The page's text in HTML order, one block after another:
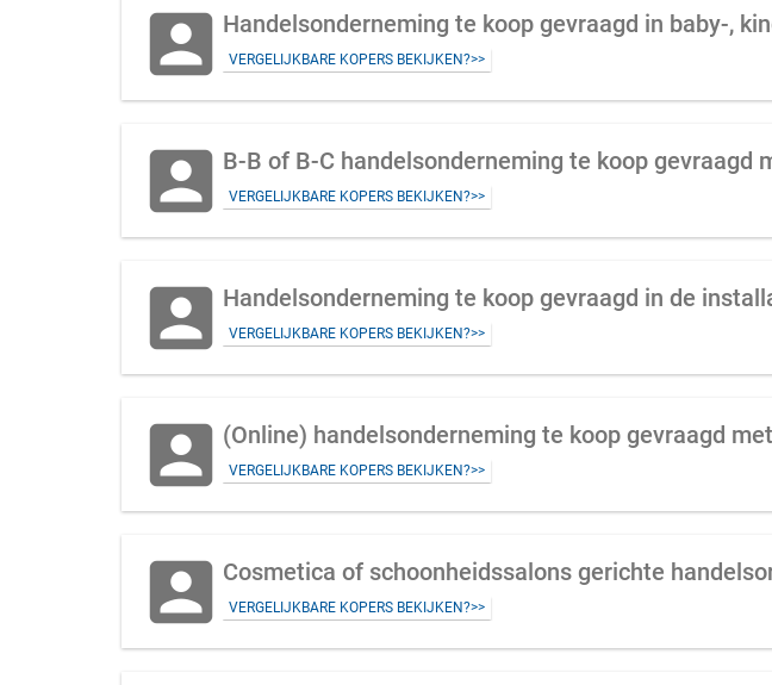
account_box VERGELIJKBARE KOPERS BEKIJKEN?>>
account_box B-B of B-C handelsonderneming te koop gevraagd
VERGELIJKBARE KOPERS BEKIJKEN?>>
account_box Handelsonderneming te koop gevraagd in de
VERGELIJKBARE KOPERS BEKIJKEN?>>
account_box (Online) handelsonderneming te koop gevraagd
VERGELIJKBARE KOPERS BEKIJKEN?>>
account_box Cosmetica of schoonheidssalons gerichte
VERGELIJKBARE KOPERS BEKIJKEN?>>